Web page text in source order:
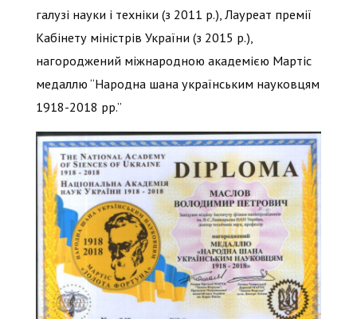
галузі науки і техніки (з 2011 р.), Лауреат премії
Кабінету міністрів України (з 2015 р.),
нагороджений міжнародною академією Мартіс
медаллю “Народна шана українським науковцям
1918-2018 рр.”